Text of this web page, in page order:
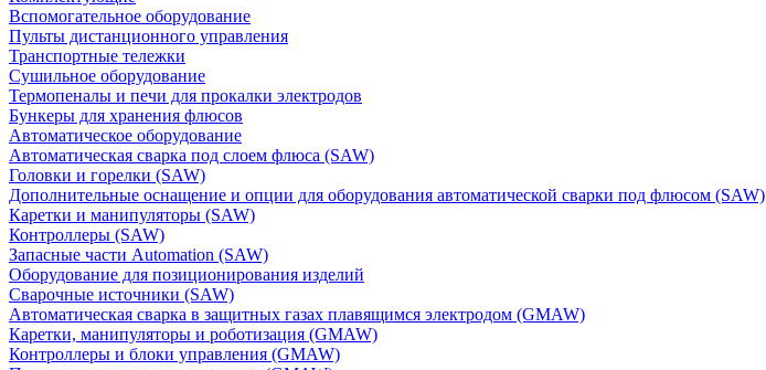
Вспомогательное оборудование
Пульты дистанционного управления
Транспортные тележки
Сушильное оборудование
Термопеналы и печи для прокалки электродов
Бункеры для хранения флюсов
Автоматическое оборудование
Автоматическая сварка под слоем флюса (SAW)
Головки и горелки (SAW)
Дополнительные оснащение и опции для оборудования автоматической сварки под флюсом (SAW)
Каретки и манипуляторы (SAW)
Контроллеры (SAW)
Запасные части Automation (SAW)
Оборудование для позиционирования изделий
Сварочные источники (SAW)
Автоматическая сварка в защитных газах плавящимся электродом (GMAW)
Каретки, манипуляторы и роботизация (GMAW)
Контроллеры и блоки управления (GMAW)